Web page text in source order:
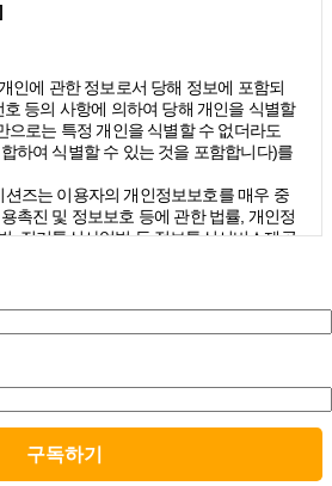
인에 관한 정보로서 당해 정보에 포함되
등의 사항에 의하여 당해 개인을 식별할
으로는 특정 개인을 식별할 수 없더라도
하여 식별할 수 있는 것을 포함합니다)를
즈는 이용자의 개인정보보호를 매우 중
촉진 및 정보보호 등에 관한 법률, 개인정
, 전기통신사업법 등 정보통신서비스제공
이용자가 제공하는 개인정보가 어떠한
드립니다.
요한 절차를 정하고 있으며, 개인정보처
회적 변화에 맞게 변경할 수 있습니다. 그
개정하는 경우 버전번호 등을 부여하여
쉽게 알아볼 수 있도록 하고 있습니다.
목 및 수집방법